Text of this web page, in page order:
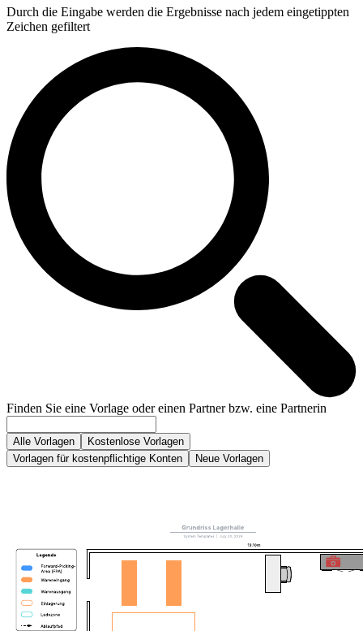
Durch die Eingabe werden die Ergebnisse nach jedem eingetippten
Zeichen gefiltert
Finden Sie eine Vorlage oder einen Partner bzw. eine Partnerin
Alle Vorlagen
Kostenlose Vorlagen
Vorlagen für kostenpflichtige Konten
Neue Vorlagen